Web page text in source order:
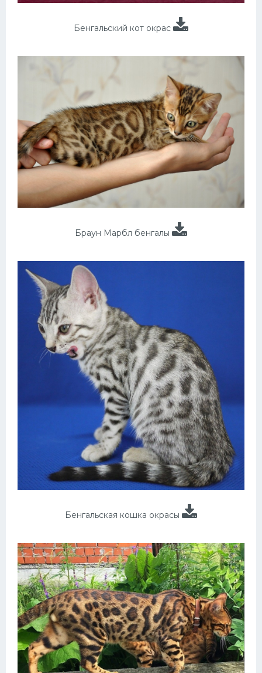
Бенгальский кот окрас
Браун Марбл бенгалы
Бенгальская кошка окрасы